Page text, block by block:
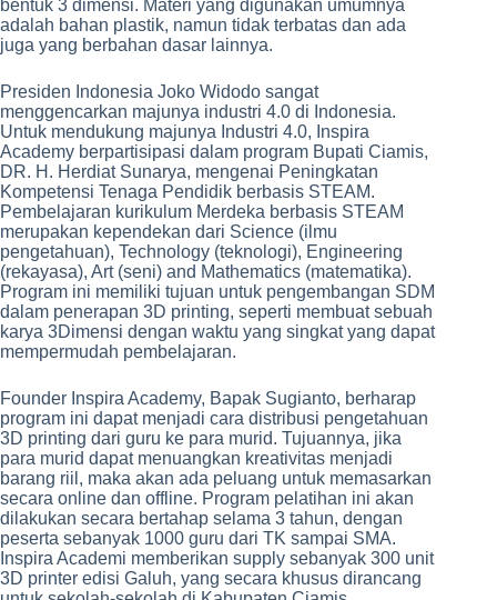
bentuk 3 dimensi. Materi yang digunakan umumnya
adalah bahan plastik, namun tidak terbatas dan ada
juga yang berbahan dasar lainnya.
Presiden Indonesia Joko Widodo sangat
menggencarkan majunya industri 4.0 di Indonesia.
Untuk mendukung majunya Industri 4.0, Inspira
Academy berpartisipasi dalam program Bupati Ciamis,
DR. H. Herdiat Sunarya, mengenai Peningkatan
Kompetensi Tenaga Pendidik berbasis STEAM.
Pembelajaran kurikulum Merdeka berbasis STEAM
merupakan kependekan dari Science (ilmu
pengetahuan), Technology (teknologi), Engineering
(rekayasa), Art (seni) and Mathematics (matematika).
Program ini memiliki tujuan untuk pengembangan SDM
dalam penerapan 3D printing, seperti membuat sebuah
karya 3Dimensi dengan waktu yang singkat yang dapat
mempermudah pembelajaran.
Founder Inspira Academy, Bapak Sugianto, berharap
program ini dapat menjadi cara distribusi pengetahuan
3D printing dari guru ke para murid. Tujuannya, jika
para murid dapat menuangkan kreativitas menjadi
barang riil, maka akan ada peluang untuk memasarkan
secara online dan offline. Program pelatihan ini akan
dilakukan secara bertahap selama 3 tahun, dengan
peserta sebanyak 1000 guru dari TK sampai SMA.
Inspira Academi memberikan supply sebanyak 300 unit
3D printer edisi Galuh, yang secara khusus dirancang